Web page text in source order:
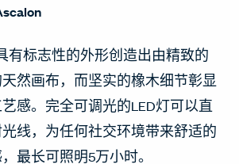
有标志性的外形创造出由精致的
然画布，而坚实的橡木细节彰显
感。完全可调光的LED灯可以直
线，为任何社交环境带来舒适的
最长可照明5万小时。